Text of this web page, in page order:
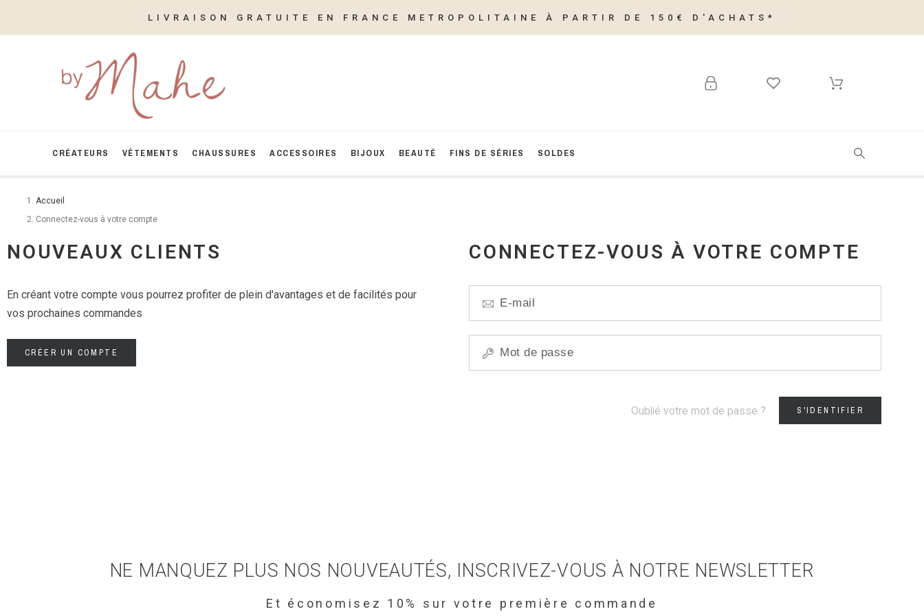
LIVRAISON GRATUITE EN FRANCE METROPOLITAINE À PARTIR DE 150€ D'ACHATS*
CRÉATEURS VÊTEMENTS CHAUSSURES ACCESSOIRES BIJOUX BEAUTÉ FINS DE SÉRIES SOLDES
Accueil
Connectez-vous à votre compte
NOUVEAUX CLIENTS
En créant votre compte vous pourrez profiter de plein d'avantages et de facilités pour
vos prochaines commandes
CRÉER UN COMPTE
CONNECTEZ-VOUS À VOTRE COMPTE
Oublié votre mot de passe ? S'IDENTIFIER
NE MANQUEZ PLUS NOS NOUVEAUTÉS, INSCRIVEZ-VOUS À NOTRE NEWSLETTER
Et économisez 10% sur votre première commande